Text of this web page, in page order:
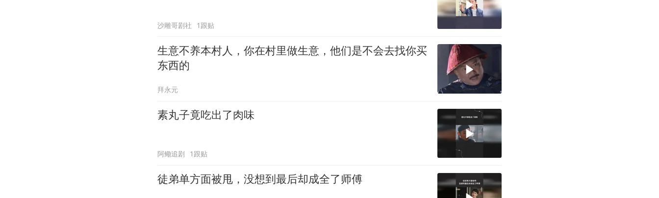
沙雕哥剧社 1跟贴
生意不养本村人，你在村里做生意，他们是不会去找你买
东西的
拜永元
素丸子竟吃出了肉味
阿鳓追剧 1跟贴
徒弟单方面被甩，没想到最后却成全了师傅